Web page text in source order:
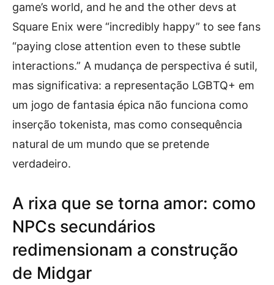
game’s world, and he and the other devs at
Square Enix were “incredibly happy” to see fans
“paying close attention even to these subtle
interactions.” A mudança de perspectiva é sutil,
mas significativa: a representação LGBTQ+ em
um jogo de fantasia épica não funciona como
inserção tokenista, mas como consequência
natural de um mundo que se pretende
verdadeiro.
A rixa que se torna amor: como
NPCs secundários
redimensionam a construção
de Midgar